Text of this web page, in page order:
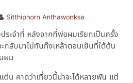
Sitthiphorn Anthawonksa
ระจำที่ หลังจากที่พ่อผมเรียกเป็นครั้ง
ะกลับมาไม่ทันก๊งเหล้าตอนเย็นที่ใต้ต้น
ผม
ต๋น คาดว่าเที่ยวนี้น่าจะได้หลายพัน แต่